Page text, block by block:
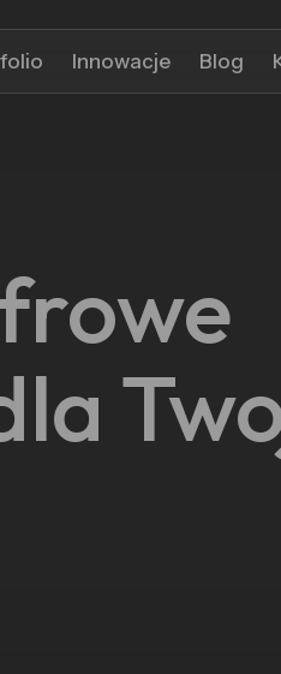
Innowacje Blog